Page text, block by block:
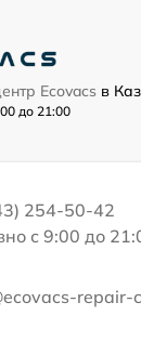
Ecovacs в
до 21:00
254-50-42
с 9:00 до
repair-